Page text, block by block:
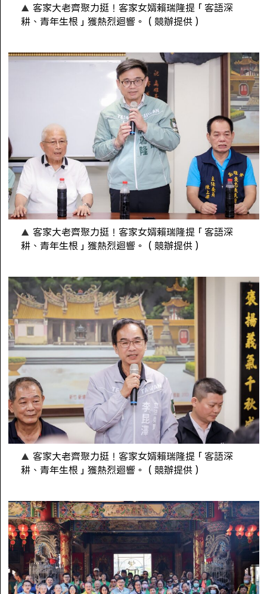
客家大老齊聚力挺！客家女婿賴瑞隆提「客語深
耕、青年生根」獲熱烈迴響。（競辦提供）
客家大老齊聚力挺！客家女婿賴瑞隆提「客語深
耕、青年生根」獲熱烈迴響。（競辦提供）
客家大老齊聚力挺！客家女婿賴瑞隆提「客語深
耕、青年生根」獲熱烈迴響。（競辦提供）